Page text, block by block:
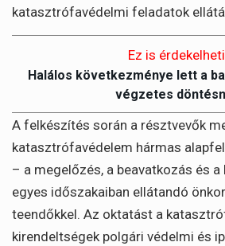
katasztrófavédelmi feladatok
Ez is
Halálos következménye lett a
végzetes
A felkészítés során a résztvevők
katasztrófavédelem hármas
– a megelőzés, a beavatkozás és
egyes időszakaiban ellátandó
teendőkkel. Az oktatást a
kirendeltségek polgári védelmi és